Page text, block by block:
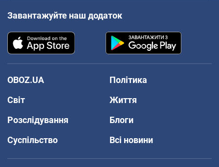
Завантажуйте наш додаток
OBOZ.UA
Політика
Світ
Життя
Розслідування
Блоги
Суспільство
Всі новини